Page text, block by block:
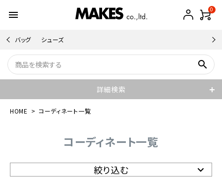
menu 0
バッグ シューズ
search
詳細検索
HOME コーディネート一覧
コーディネート一覧
絞り込む